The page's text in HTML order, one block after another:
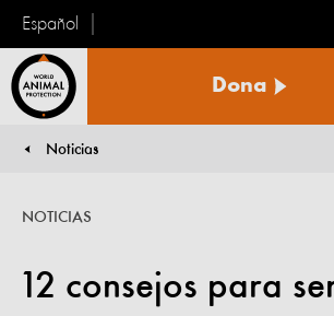
Español
Animal
Dona
Noticias
12 consejos para
NOTICIAS